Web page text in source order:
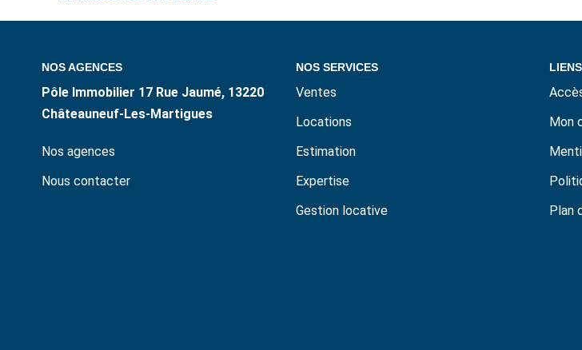
NOS AGENCES
Pôle Immobilier 17 Rue Jaumé, 13220
Châteauneuf-Les-Martigues
Nos agences
Nous contacter
NOS SERVICES
Ventes
Locations
Estimation
Expertise
Gestion locative
Mon
Plan